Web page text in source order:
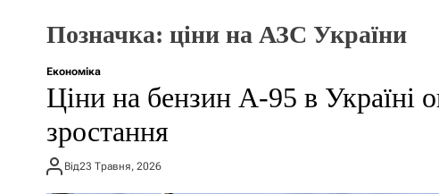
Позначка: ціни на АЗС України
Економіка
Ціни на бензин А-95 в Україні
зростання
Від23 Травня, 2026